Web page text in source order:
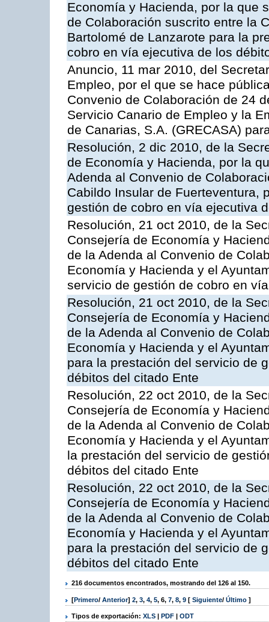
Economía y Hacienda, por la que
de Colaboración suscrito entre la
Bartolomé de Lanzarote para la
cobro en vía ejecutiva de los
Anuncio, 11 mar 2010, del
Empleo, por el que se hace
Convenio de Colaboración de 24
Servicio Canario de Empleo y la
de Canarias, S.A. (GRECASA)
Resolución, 2 dic 2010, de la
de Economía y Hacienda, por la
Adenda al Convenio de
Cabildo Insular de Fuerteventura,
gestión de cobro en vía ejecutiva
Resolución, 21 oct 2010, de la
Consejería de Economía y
de la Adenda al Convenio de
Economía y Hacienda y el
servicio de gestión de cobro en
Resolución, 21 oct 2010, de la
Consejería de Economía y
de la Adenda al Convenio de
Economía y Hacienda y el
para la prestación del servicio de
débitos del citado Ente
Resolución, 22 oct 2010, de la
Consejería de Economía y
de la Adenda al Convenio de
Economía y Hacienda y el
la prestación del servicio de
débitos del citado Ente
Resolución, 22 oct 2010, de la
Consejería de Economía y
de la Adenda al Convenio de
Economía y Hacienda y el
para la prestación del servicio de
débitos del citado Ente
216 documentos encontrados, mostrando del 126 al 150.
[Primero/ Anterior] 2, 3, 4, 5, 6, 7, 8, 9 [ Siguiente/ Último ]
Tipos de exportación: XLS | PDF | ODT